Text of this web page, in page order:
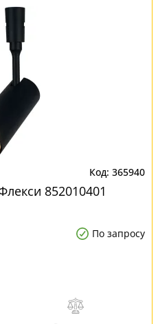
365940
852010401
По запросу